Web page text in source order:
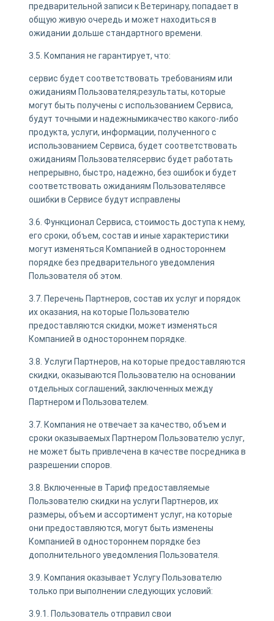
предварительной записи к Ветеринару, попадает в
общую живую очередь и может находиться в
ожидании дольше стандартного времени.
3.5. Компания не гарантирует, что:
сервис будет соответствовать требованиям или
ожиданиям Пользователя;результаты, которые
могут быть получены с использованием Сервиса,
будут точными и надежнымикачество какого-либо
продукта, услуги, информации, полученного с
использованием Сервиса, будет соответствовать
ожиданиям Пользователясервис будет работать
непрерывно, быстро, надежно, без ошибок и будет
соответствовать ожиданиям Пользователявсе
ошибки в Сервисе будут исправлены
3.6. Функционал Сервиса, стоимость доступа к нему,
его сроки, объем, состав и иные характеристики
могут изменяться Компанией в одностороннем
порядке без предварительного уведомления
Пользователя об этом.
3.7. Перечень Партнеров, состав их услуг и порядок
их оказания, на которые Пользователю
предоставляются скидки, может изменяться
Компанией в одностороннем порядке.
3.8. Услуги Партнеров, на которые предоставляются
скидки, оказываются Пользователю на основании
отдельных соглашений, заключенных между
Партнером и Пользователем.
3.7. Компания не отвечает за качество, объем и
сроки оказываемых Партнером Пользователю услуг,
не может быть привлечена в качестве посредника в
разрешении споров.
3.8. Включенные в Тариф предоставляемые
Пользователю скидки на услуги Партнеров, их
размеры, объем и ассортимент услуг, на которые
они предоставляются, могут быть изменены
Компанией в одностороннем порядке без
дополнительного уведомления Пользователя.
3.9. Компания оказывает Услугу Пользователю
только при выполнении следующих условий:
3.9.1. Пользователь отправил свои